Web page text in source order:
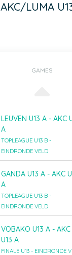
AKC/LUMA
GAMES
LEUVEN U13 A - AKC
A
TOPLEAGUE U13 B -
EINDRONDE VELD
GANDA U13 A - AKC
A
TOPLEAGUE U13 B -
EINDRONDE VELD
VOBAKO U13 A - AKC
U13 A
FINALE U13 - EINDRONDE